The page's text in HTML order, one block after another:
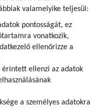
valamelyike teljesül:
pontosságát, ez
vonatkozik,
ellenőrizze a
érintett ellenzi az adatok
a személyes adatokra